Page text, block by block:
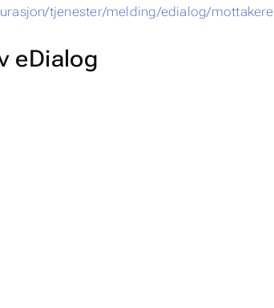
tjenester/melding/edialog/mottakere
eDialog